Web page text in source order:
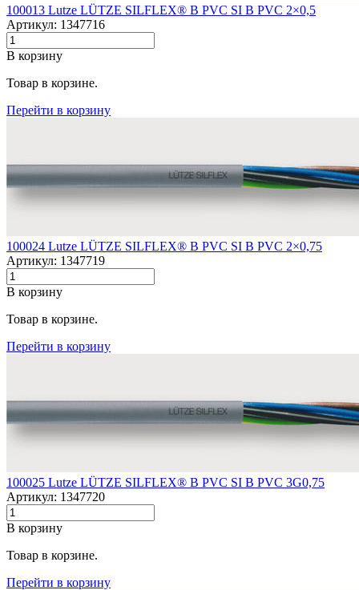
100013 Lutze LÜTZE SILFLEX® B PVC SI B PVC 2×0,5
Артикул: 1347716
В корзину
Товар в корзине.
Перейти в корзину
100024 Lutze LÜTZE SILFLEX® B PVC SI B PVC 2×0,75
Артикул: 1347719
В корзину
Товар в корзине.
Перейти в корзину
100025 Lutze LÜTZE SILFLEX® B PVC SI B PVC 3G0,75
Артикул: 1347720
В корзину
Товар в корзине.
Перейти в корзину